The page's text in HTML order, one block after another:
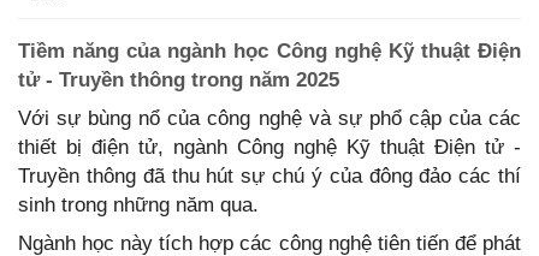
Tiềm năng của ngành học Công nghệ Kỹ thuật Điện
tử - Truyền thông trong năm 2025
Với sự bùng nổ của công nghệ và sự phổ cập của các
thiết bị điện tử, ngành Công nghệ Kỹ thuật Điện tử -
Truyền thông đã thu hút sự chú ý của đông đảo các thí
sinh trong những năm qua.
Ngành học này tích hợp các công nghệ tiên tiến để phát